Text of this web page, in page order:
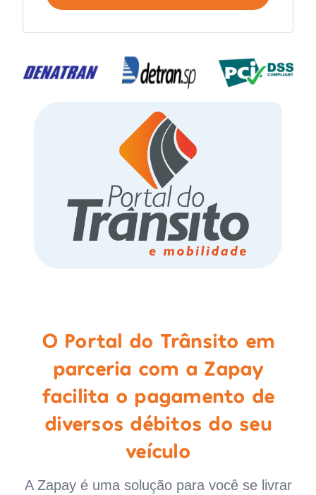
O Portal do Trânsito em
parceria com a Zapay
facilita o pagamento de
diversos débitos do seu
veículo
A Zapay é uma solução para você se livrar